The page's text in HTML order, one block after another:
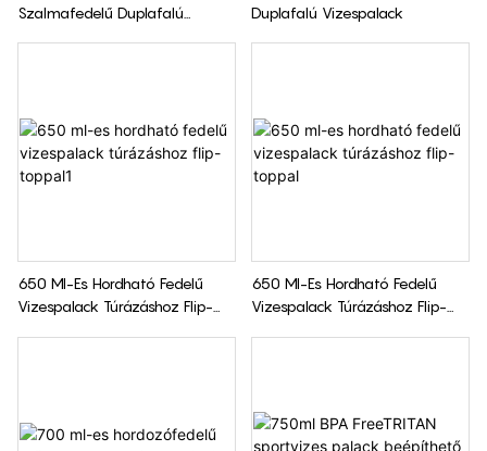
Szalmafedelű Duplafalú
Duplafalú Vizespalack
650 Ml-Es Hordható Fedelű
Vizespalack Túrázáshoz Flip-
650 Ml-Es Hordható Fedelű
Vizespalack Túrázáshoz Flip-